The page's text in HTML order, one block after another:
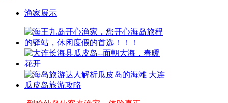
渔家展示